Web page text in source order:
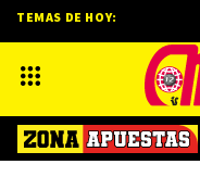
TEMAS DE HOY: